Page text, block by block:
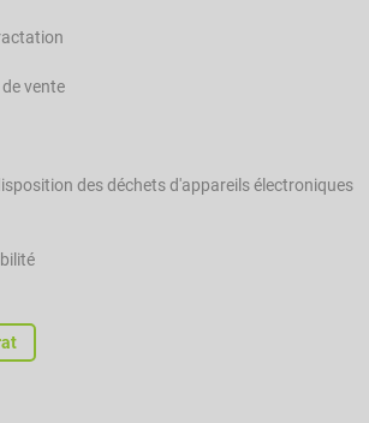
vente
des déchets d'appareils électroniques